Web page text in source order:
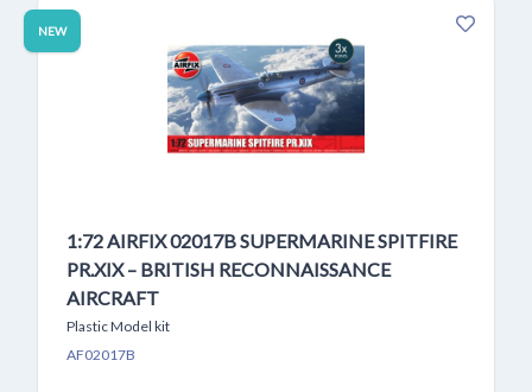
NEW
1:72 AIRFIX 02017B SUPERMARINE SPITFIRE
PR.XIX – BRITISH RECONNAISSANCE
AIRCRAFT
Plastic Model kit
AF02017B